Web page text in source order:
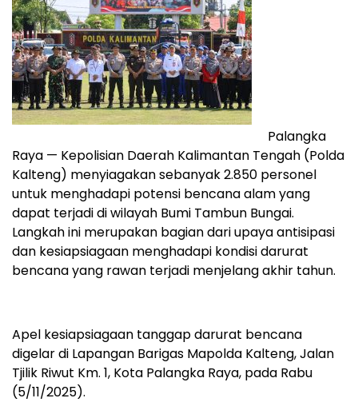
Palangka
Raya — Kepolisian Daerah Kalimantan Tengah (Polda
Kalteng) menyiagakan sebanyak 2.850 personel
untuk menghadapi potensi bencana alam yang
dapat terjadi di wilayah Bumi Tambun Bungai.
Langkah ini merupakan bagian dari upaya antisipasi
dan kesiapsiagaan menghadapi kondisi darurat
bencana yang rawan terjadi menjelang akhir tahun.
Apel kesiapsiagaan tanggap darurat bencana
digelar di Lapangan Barigas Mapolda Kalteng, Jalan
Tjilik Riwut Km. 1, Kota Palangka Raya, pada Rabu
(5/11/2025).